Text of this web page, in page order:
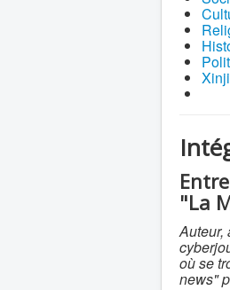
"La
Auteur,
où se
news"